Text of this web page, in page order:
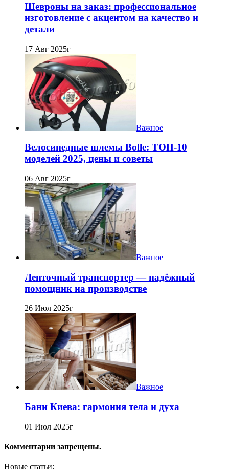
Шевроны на заказ: профессиональное
изготовление с акцентом на качество и
детали
17 Авг 2025г
Важное
Велосипедные шлемы Bolle: ТОП-10
моделей 2025, цены и советы
06 Авг 2025г
Важное
Ленточный транспортер — надёжный
помощник на производстве
26 Июл 2025г
Важное
Бани Киева: гармония тела и духа
01 Июл 2025г
Комментарии запрещены.
Новые статьи: